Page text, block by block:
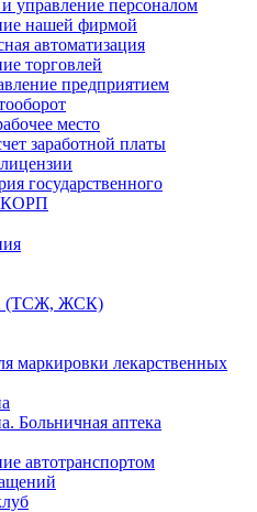
управление персоналом
нашей фирмой
автоматизация
торговлей
предприятием
место
заработной платы
государственного
КОРП
(ТСЖ, ЖСК)
маркировки лекарственных
Больничная аптека
автотранспортом